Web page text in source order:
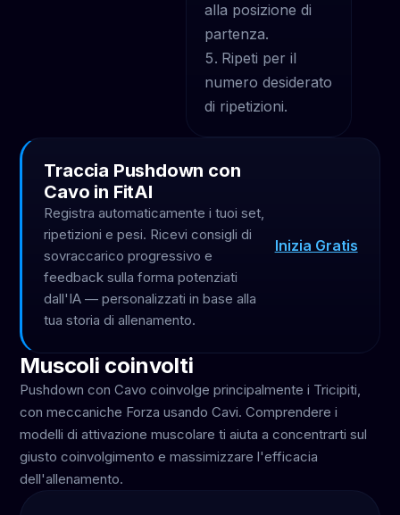
alla posizione di
partenza.
Ripeti per il
numero desiderato
di ripetizioni.
Traccia Pushdown con
Cavo in FitAI
Registra automaticamente i tuoi set,
ripetizioni e pesi. Ricevi consigli di
sovraccarico progressivo e
feedback sulla forma potenziati
dall'IA — personalizzati in base alla
tua storia di allenamento.
Inizia Gratis
Muscoli coinvolti
Pushdown con Cavo coinvolge principalmente i Tricipiti,
con meccaniche Forza usando Cavi. Comprendere i
modelli di attivazione muscolare ti aiuta a concentrarti sul
giusto coinvolgimento e massimizzare l'efficacia
dell'allenamento.